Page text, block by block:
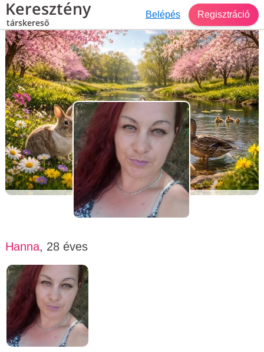
Keresztény
társkereső
Belépés Regisztráció
Társkereső Budapest
Hanna, 28 éves, nő
Hanna, 28 éves